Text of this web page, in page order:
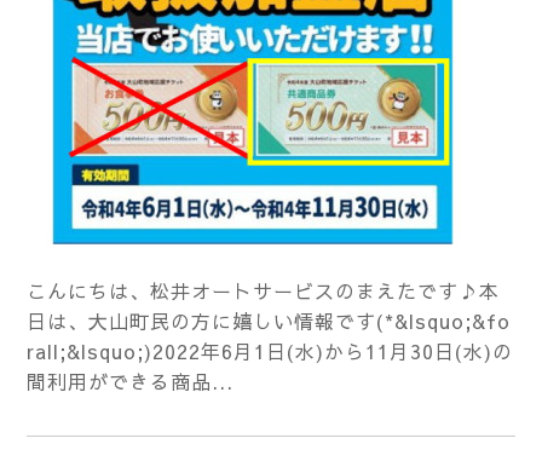
こんにちは、松井オートサービスのまえたです♪本
日は、大山町民の方に嬉しい情報です(*&lsquo;&fo
rall;&lsquo;)2022年6月1日(水)から11月30日(水)の
間利用ができる商品...